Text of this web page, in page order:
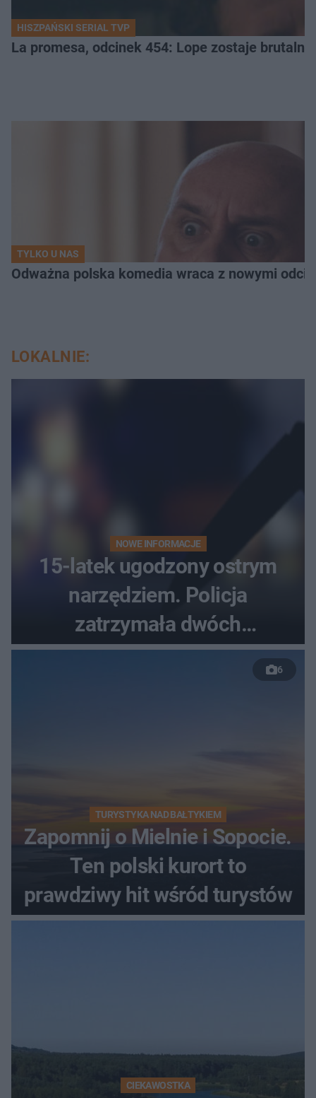
HISZPAŃSKI SERIAL TVP
La promesa, odcinek 454: Lope zostaje
TYLKO U NAS
Odważna polska komedia wraca z nowymi
LOKALNIE:
NOWE INFORMACJE
15-latek ugodzony ostrym
narzędziem. Policja
zatrzymała dwóch
nastolatków
6
TURYSTYKA NAD BAŁTYKIEM
Zapomnij o Mielnie i Sopocie.
Ten polski kurort to
prawdziwy hit wśród turystów
CIEKAWOSTKA